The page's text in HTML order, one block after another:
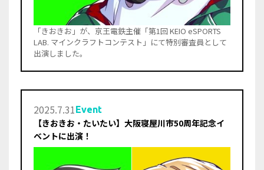
「きおきお」が、京王電鉄主催「第1回 KEIO eSPORTS
LAB. マインクラフトコンテスト」にて特別審査員として
出演しました。
2025.7.31Event
【きおきお・たいたい】大阪寝屋川市50周年記念イ
ベントに出演！